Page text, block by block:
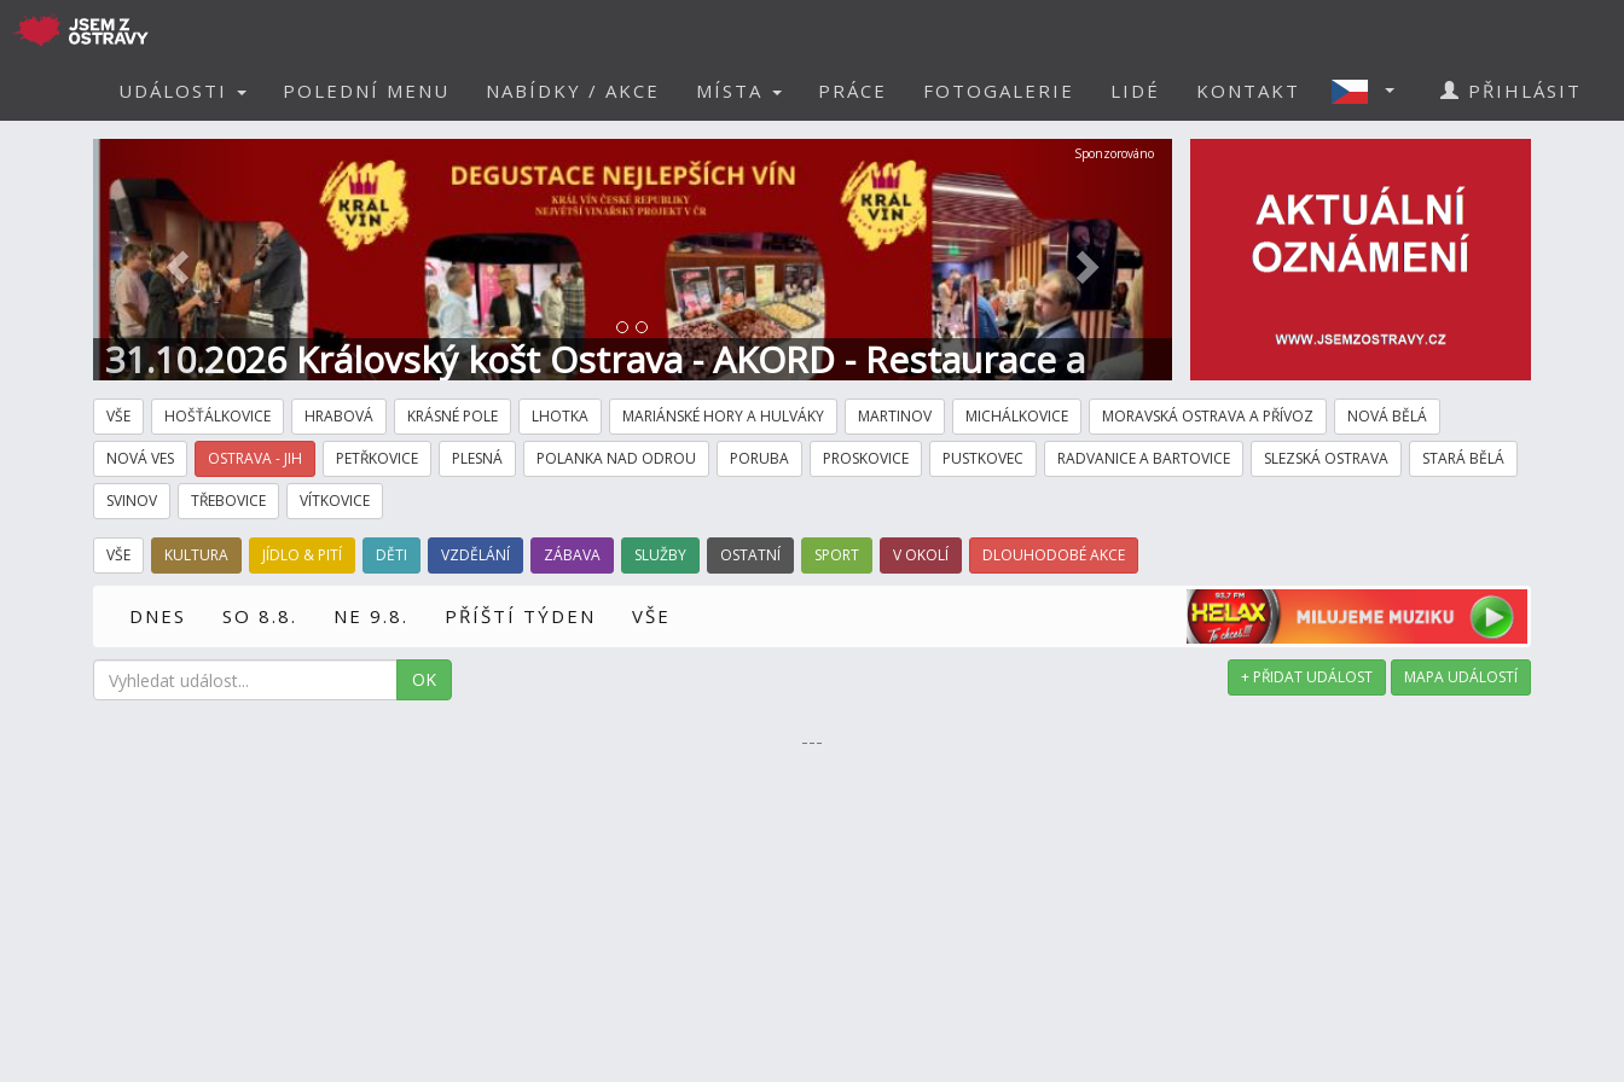
UDÁLOSTI POLEDNÍ MENU NABÍDKY / AKCE MÍSTA PRÁCE FOTOGALERIE LIDÉ KONTAKT PŘIHLÁSIT
31.10.2026 Královský košt Ostrava - AKORD - Restaurace a
Hotel
Další
Sponzorováno
VŠE HOŠŤÁLKOVICE HRABOVÁ KRÁSNÉ POLE LHOTKA MARIÁNSKÉ HORY A HULVÁKY MARTINOV MICHÁLKOVICE MORAVSKÁ OSTRAVA A PŘÍVOZ NOVÁ BĚLÁ
NOVÁ VES OSTRAVA - JIH PETŘKOVICE PLESNÁ POLANKA NAD ODROU PORUBA PROSKOVICE PUSTKOVEC RADVANICE A BARTOVICE SLEZSKÁ OSTRAVA STARÁ BĚLÁ
SVINOV TŘEBOVICE VÍTKOVICE
VŠE KULTURA JÍDLO & PITÍ DĚTI VZDĚLÁNÍ ZÁBAVA SLUŽBY OSTATNÍ SPORT V OKOLÍ DLOUHODOBÉ AKCE
DNES SO 8.8. NE 9.8. PŘÍŠTÍ TÝDEN VŠE
OK + PŘIDAT UDÁLOST MAPA UDÁLOSTÍ
---